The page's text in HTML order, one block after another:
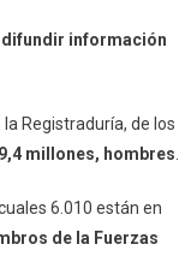
difundir información
la Registraduría, de los
millones, hombres
6.010 están en
de la Fuerzas